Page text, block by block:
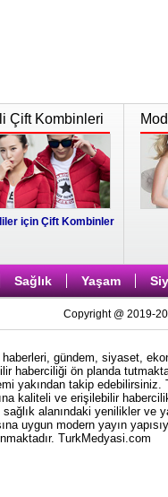
Çift Kombinleri
için Çift Kombinler
Sağlık Yaşam
Copyright @ 2019-
gündem, siyaset,
haberciliği ön planda
yakından takip
kaliteli ve erişilebilir
alanındaki yenilikler
uygun modern yayın
TurkMedyasi.com